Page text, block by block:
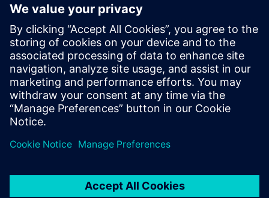
需要的 IT 资源和投入极少
了解如何轻松将不同应用程序和位置的设计数据汇总到单个
安全的系统中，让企业里的每一位成员都能轻松找到及重用
数据。您可以在 Mentor PADS 内部或通过任意网络浏览器
使用 Teamcenter。
了解如何将机械设计和电子元件设计汇总到一个物料清单
中，以便在工程和制造中获得完整的产品可见性。与其将宝
贵的时间浪费在数据搜索上，不如集中精力关注设计重用和
优化，从而降低成本并交付更具特色的产品创新。